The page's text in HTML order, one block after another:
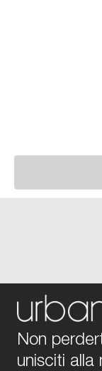
Non
unisciti alla